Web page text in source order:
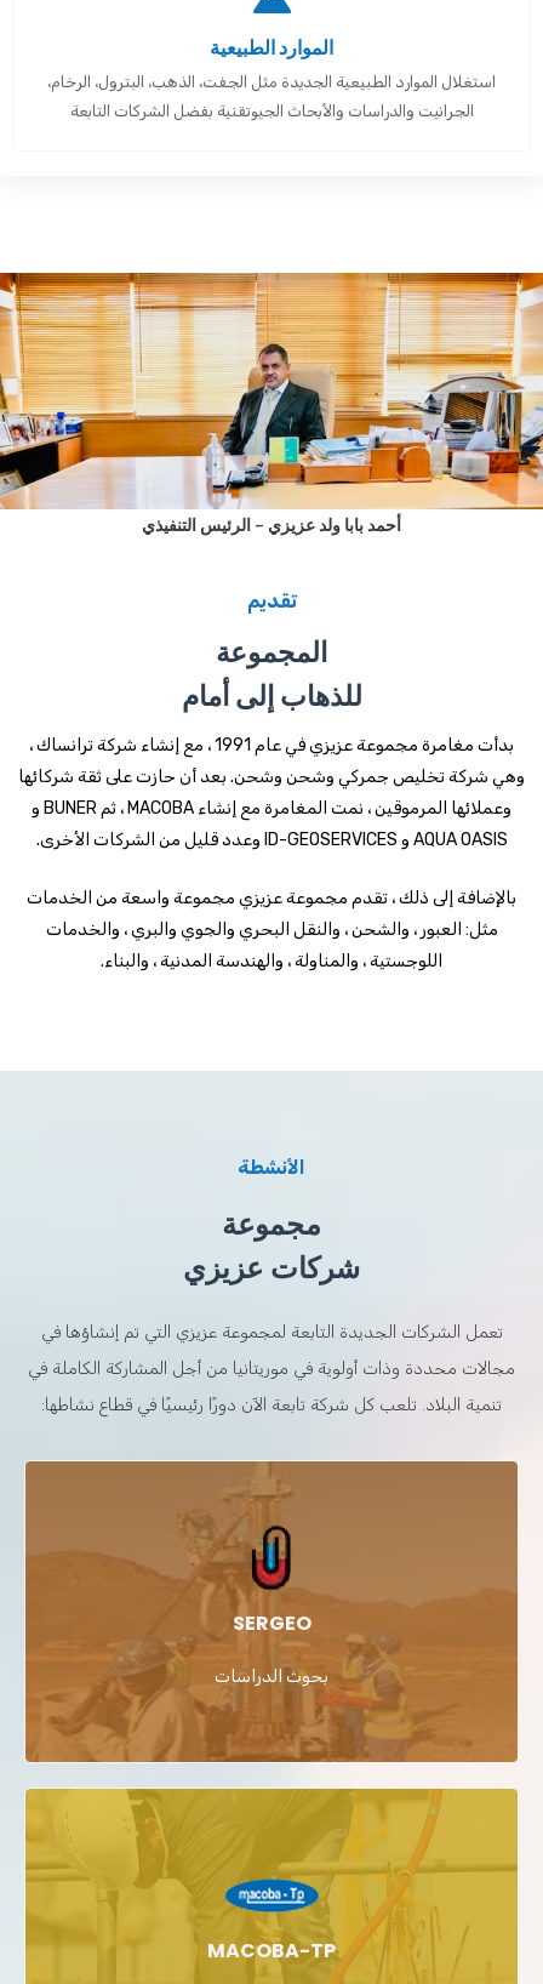
الموارد الطبيعية
استغلال الموارد الطبيعية الجديدة مثل الجفت، الذهب، البترول، الرخام،
الجرانيت والدراسات والأبحاث الجيوتقنية بفضل الشركات التابعة
أحمد بابا ولد عزيزي – الرئيس التنفيذي
تقديم
المجموعة
للذهاب إلى أمام
بدأت مغامرة مجموعة عزيزي في عام 1991 ، مع إنشاء شركة ترانساك ،
وهي شركة تخليص جمركي وشحن وشحن. بعد أن حازت على ثقة شركائها
وعملائها المرموقين ، نمت المغامرة مع إنشاء MACOBA ، ثم BUNER و
AQUA OASIS و ID-GEOSERVICES وعدد قليل من الشركات الأخرى.
بالإضافة إلى ذلك ، تقدم مجموعة عزيزي مجموعة واسعة من الخدمات
مثل: العبور ، والشحن ، والنقل البحري والجوي والبري ، والخدمات
اللوجستية ، والمناولة ، والهندسة المدنية ، والبناء.
الأنشطة
مجموعة
شركات عزيزي
تعمل الشركات الجديدة التابعة لمجموعة عزيزي التي تم إنشاؤها في
مجالات محددة وذات أولوية في موريتانيا من أجل المشاركة الكاملة في
تنمية البلاد. تلعب كل شركة تابعة الآن دورًا رئيسيًا في قطاع نشاطها:
SERGEO
بحوث الدراسات
MACOBA-TP